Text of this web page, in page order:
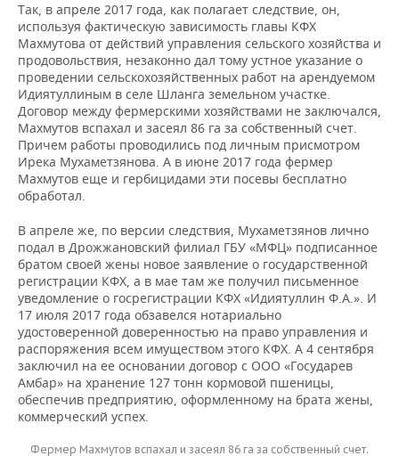
Так, в апреле 2017 года, как полагает следствие, он,
используя фактическую зависимость главы КФХ
Махмутова от действий управления сельского хозяйства и
продовольствия, незаконно дал тому устное указание о
проведении сельскохозяйственных работ на арендуемом
Идиятуллиным в селе Шланга земельном участке.
Договор между фермерскими хозяйствами не заключался,
Махмутов вспахал и засеял 86 га за собственный счет.
Причем работы проводились под личным присмотром
Ирека Мухаметзянова. А в июне 2017 года фермер
Махмутов еще и гербицидами эти посевы бесплатно
обработал.
В апреле же, по версии следствия, Мухаметзянов лично
подал в Дрожжановский филиал ГБУ «МФЦ» подписанное
братом своей жены новое заявление о государственной
регистрации КФХ, а в мае там же получил письменное
уведомление о госрегистрации КФХ «Идиятуллин Ф.А.». И
17 июля 2017 года обзавелся нотариально
удостоверенной доверенностью на право управления и
распоряжения всем имуществом этого КФХ. А 4 сентября
заключил на ее основании договор с ООО «Государев
Амбар» на хранение 127 тонн кормовой пшеницы,
обеспечив предприятию, оформленному на брата жены,
коммерческий успех.
Фермер Махмутов вспахал и засеял 86 га за собственный счет.